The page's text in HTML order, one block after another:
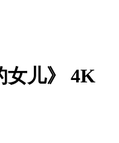
女儿》 4K